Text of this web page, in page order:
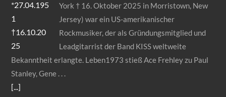
York † 16. Oktober 2025 in Morristown, New
Jersey) war ein US-amerikanischer
Rockmusiker, der als Gründungsmitglied und
Leadgitarrist der Band KISS weltweite
Bekanntheit erlangte. Leben1973 stieß Ace Frehley zu Paul
Stanley, Gene
[...]